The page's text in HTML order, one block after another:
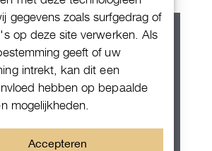
gegevens zoals surfgedrag of
op deze site verwerken. Als
geeft of uw
intrekt, kan dit een
hebben op bepaalde
mogelijkheden.
Accepteren